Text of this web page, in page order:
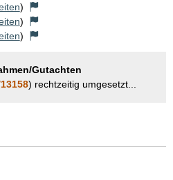
)
)
)
Gutachten
) rechtzeitig umgesetzt...